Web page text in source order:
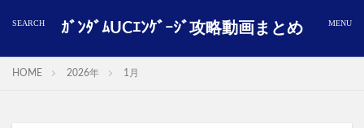
ｶﾞﾝﾀﾞﾑUCｴﾝｹﾞｰｼﾞ攻略動画まとめ
HOME 2026年 1月